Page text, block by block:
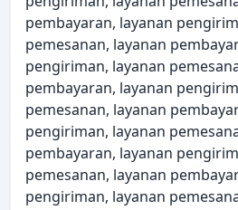
pembayaran, layanan
pemesanan, layanan
pengiriman, layanan
pembayaran, layanan
pemesanan, layanan
pengiriman, layanan
pembayaran, layanan
pemesanan, layanan
pengiriman, layanan